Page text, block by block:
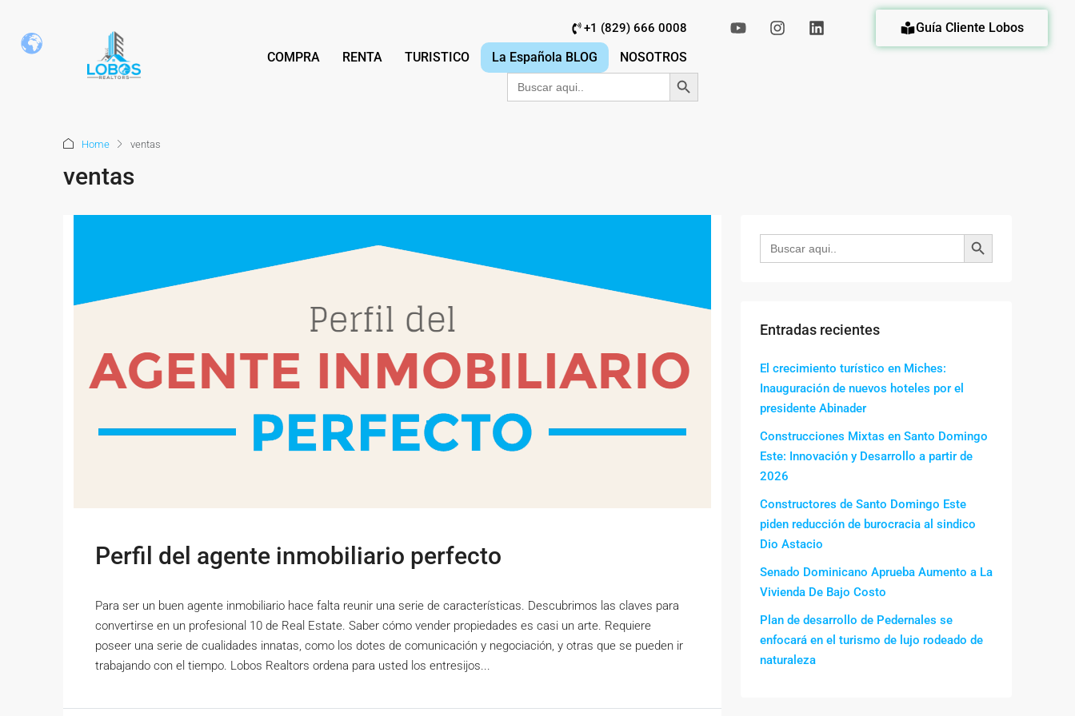
+1 (829) 666 0008
Guía Cliente Lobos
COMPRA
RENTA TURISTICO La Española BLOG
NOSOTROS
Buscar:
Botón de búsqueda
Home ventas
ventas
Perfil del agente inmobiliario perfecto
Para ser un buen agente inmobiliario hace falta reunir una serie de características. Descubrimos las claves para
convertirse en un profesional 10 de Real Estate. Saber cómo vender propiedades es casi un arte. Requiere
poseer una serie de cualidades innatas, como los dotes de comunicación y negociación, y otras que se pueden ir
trabajando con el tiempo. Lobos Realtors ordena para usted los entresijos...
Buscar: Botón de búsqueda
Entradas recientes
El crecimiento turístico en Miches:
Inauguración de nuevos hoteles por el
presidente Abinader
Construcciones Mixtas en Santo Domingo
Este: Innovación y Desarrollo a partir de
2026
Constructores de Santo Domingo Este
piden reducción de burocracia al sindico
Dio Astacio
Senado Dominicano Aprueba Aumento a La
Vivienda De Bajo Costo
Plan de desarrollo de Pedernales se
enfocará en el turismo de lujo rodeado de
naturaleza